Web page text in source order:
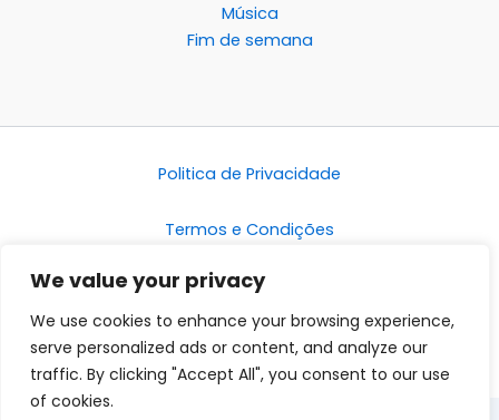
We value your privacy
We use cookies to enhance your browsing experience,
serve personalized ads or content, and analyze our
traffic. By clicking "Accept All", you consent to our use
of cookies.
Música
Fim de semana
Politica de Privacidade
Termos e Condições
Disclaimer